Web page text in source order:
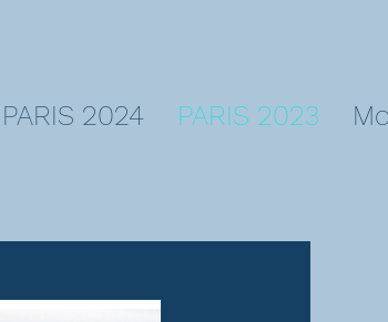
PARIS 2024 PARIS 2023